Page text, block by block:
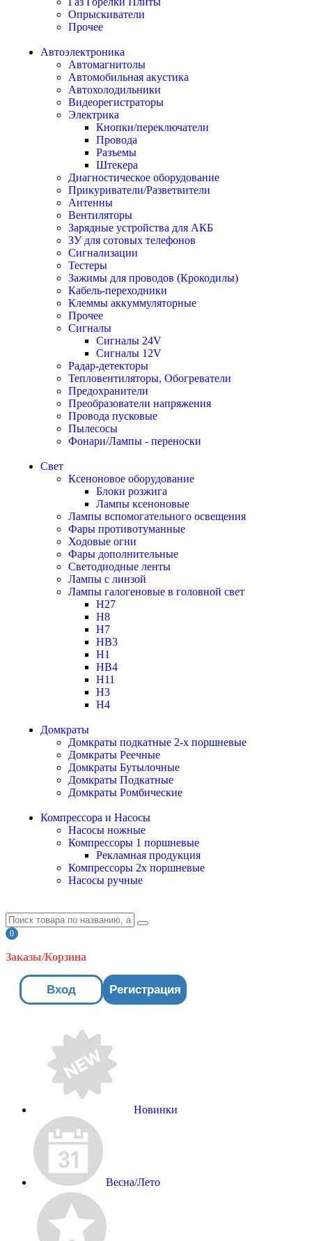
Опрыскиватели
Прочее
Автоэлектроника
Автомагнитолы
Автомобильная акустика
Автохолодильники
Видеорегистраторы
Электрика
Кнопки/переключатели
Провода
Разъемы
Штекера
Диагностическое оборудование
Прикуриватели/Разветвители
Антенны
Вентиляторы
Зарядные устройства для АКБ
ЗУ для сотовых телефонов
Сигнализации
Тестеры
Зажимы для проводов (Крокодилы)
Кабель-переходники
Клеммы аккуммуляторные
Прочее
Сигналы
Сигналы 24V
Сигналы 12V
Радар-детекторы
Тепловентиляторы, Обогреватели
Предохранители
Преобразователи напряжения
Провода пусковые
Пылесосы
Фонари/Лампы - переноски
Свет
Ксеноновое оборудование
Блоки розжига
Лампы ксеноновые
Лампы вспомогательного освещения
Фары противотуманные
Ходовые огни
Фары дополнительные
Светодиодные ленты
Лампы с линзой
Лампы галогеновые в головной свет
H27
H8
H7
HB3
H1
HB4
H11
H3
H4
Домкраты
Домкраты подкатные 2-х поршневые
Домкраты Реечные
Домкраты Бутылочные
Домкраты Подкатные
Домкраты Ромбические
Компрессора и Насосы
Насосы ножные
Компрессоры 1 поршневые
Рекламная продукция
Компрессоры 2х поршневые
Насосы ручные
0
Заказы/Корзина
Вход Регистрация
Новинки
Весна/Лето